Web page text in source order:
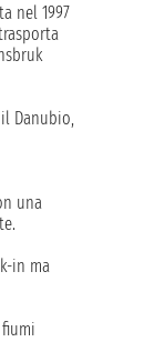
nel 1997
Danubio,
una
in ma